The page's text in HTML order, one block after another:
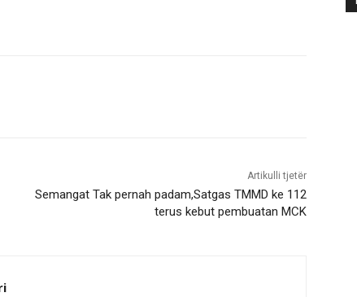
Artikulli tjetër
Semangat Tak pernah padam,Satgas TMMD ke 112
terus kebut pembuatan MCK